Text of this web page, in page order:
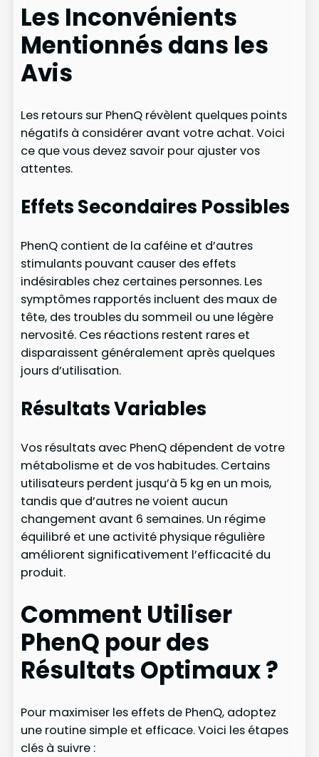
Les Inconvénients
Mentionnés dans les
Avis
Les retours sur PhenQ révèlent quelques points
négatifs à considérer avant votre achat. Voici
ce que vous devez savoir pour ajuster vos
attentes.
Effets Secondaires Possibles
PhenQ contient de la caféine et d’autres
stimulants pouvant causer des effets
indésirables chez certaines personnes. Les
symptômes rapportés incluent des maux de
tête, des troubles du sommeil ou une légère
nervosité. Ces réactions restent rares et
disparaissent généralement après quelques
jours d’utilisation.
Résultats Variables
Vos résultats avec PhenQ dépendent de votre
métabolisme et de vos habitudes. Certains
utilisateurs perdent jusqu’à 5 kg en un mois,
tandis que d’autres ne voient aucun
changement avant 6 semaines. Un régime
équilibré et une activité physique régulière
améliorent significativement l’efficacité du
produit.
Comment Utiliser
PhenQ pour des
Résultats Optimaux ?
Pour maximiser les effets de PhenQ, adoptez
une routine simple et efficace. Voici les étapes
clés à suivre :